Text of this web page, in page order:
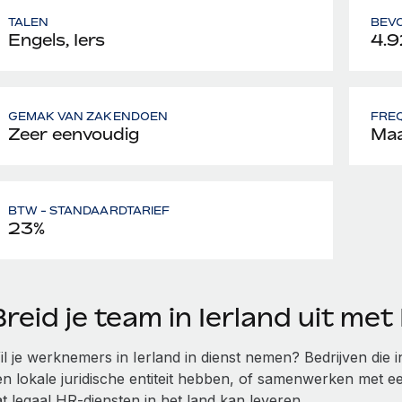
TALEN
Engels, Iers
GEMAK VAN ZAKENDOEN
Zeer eenvoudig
BTW - STANDAARDTARIEF
23%
je team in Ierland uit met
je werknemers in Ierland in dienst nemen? Bedrijven
lokale juridische entiteit hebben, of samenwerken met